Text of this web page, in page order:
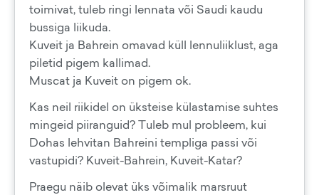
toimivat, tuleb ringi lennata või Saudi kaudu
bussiga liikuda.
Kuveit ja Bahrein omavad küll lennuliiklust, aga
piletid pigem kallimad.
Muscat ja Kuveit on pigem ok.
Kas neil riikidel on üksteise külastamise suhtes
mingeid piiranguid? Tuleb mul probleem, kui
Dohas lehvitan Bahreini templiga passi või
vastupidi? Kuveit-Bahrein, Kuveit-Katar?
Praegu näib olevat üks võimalik marsruut